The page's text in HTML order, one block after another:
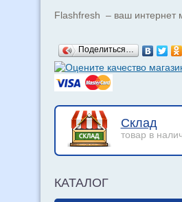
Flashfresh – ваш интернет
Поделиться…
Склад
товар в
КАТАЛОГ